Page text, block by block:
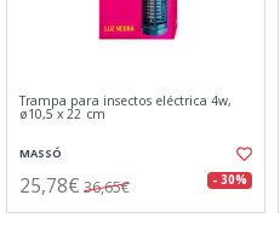
Trampa para insectos eléctrica 4w,
ø10,5 x 22 cm
MASSÓ
25,78€ 36,65€ - 30%